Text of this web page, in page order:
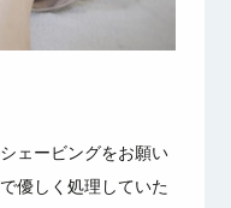
ェービングをお願い
優しく処理していた